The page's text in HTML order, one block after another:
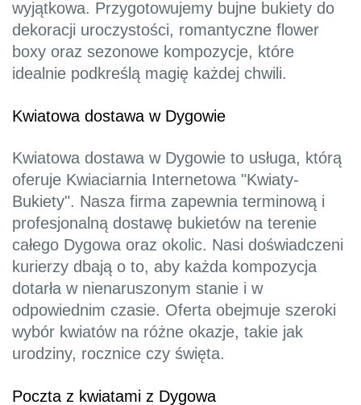
wyjątkowa. Przygotowujemy bujne bukiety do
dekoracji uroczystości, romantyczne flower
boxy oraz sezonowe kompozycje, które
idealnie podkreślą magię każdej chwili.
Kwiatowa dostawa w Dygowie
Kwiatowa dostawa w Dygowie to usługa, którą
oferuje Kwiaciarnia Internetowa "Kwiaty-
Bukiety". Nasza firma zapewnia terminową i
profesjonalną dostawę bukietów na terenie
całego Dygowa oraz okolic. Nasi doświadczeni
kurierzy dbają o to, aby każda kompozycja
dotarła w nienaruszonym stanie i w
odpowiednim czasie. Oferta obejmuje szeroki
wybór kwiatów na różne okazje, takie jak
urodziny, rocznice czy święta.
Poczta z kwiatami z Dygowa